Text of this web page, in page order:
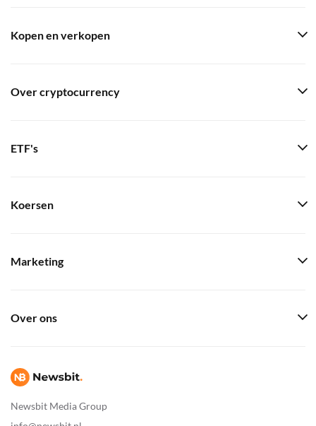
Newsbit Media Group
Kopen en verkopen
Over cryptocurrency
ETF's
Koersen
Marketing
Over ons